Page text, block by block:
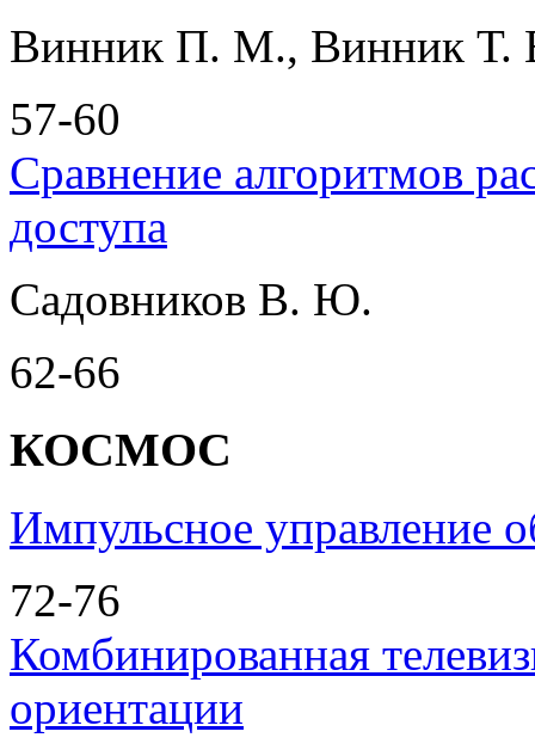
Винник П. М., Винник
57-60
Сравнение алгоритмов
доступа
Садовников В. Ю.
62-66
КОСМОС
Импульсное управление
72-76
Комбинированная
ориентации